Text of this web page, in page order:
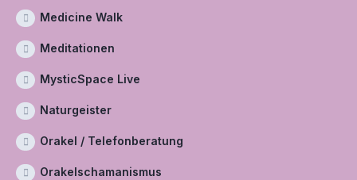
Medicine Walk
Meditationen
MysticSpace Live
Naturgeister
Orakel / Telefonberatung
Orakelschamanismus